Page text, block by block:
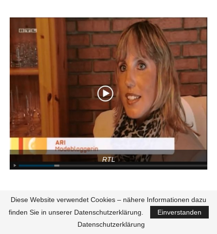
RTL
Diese Website verwendet Cookies – nähere Informationen dazu
finden Sie in unserer Datenschutzerklärung.
Einverstanden
Datenschutzerklärung